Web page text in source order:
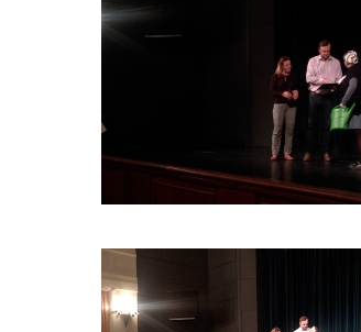
NEKALÝM
_9